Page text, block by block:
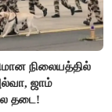
நிலையத்தில்
ஜாம்
தடை!